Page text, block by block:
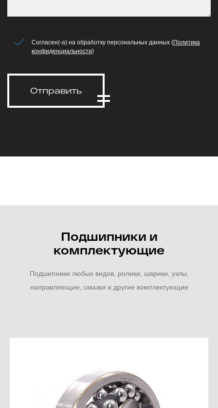
Согласен(-а) на обработку персональных данных (Политика
конфиденциальности)
Отправить
Подшипники и
комплектующие
Подшипники любых видов, ролики, шарики, узлы,
направляющие, смазки и другие комплектующие